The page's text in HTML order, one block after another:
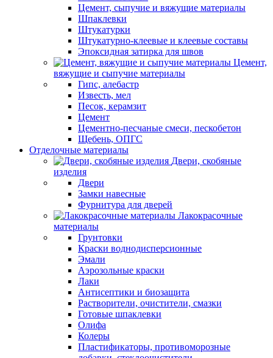
Цемент, сыпучие и вяжущие материалы
Шпаклевки
Штукатурки
Штукатурно-клеевые и клеевые составы
Эпоксидная затирка для швов
Цемент,
вяжущие и сыпучие материалы
Гипс, алебастр
Известь, мел
Песок, керамзит
Цемент
Цементно-песчаные смеси, пескобетон
Щебень, ОПГС
Отделочные материалы
Двери, скобяные
изделия
Двери
Замки навесные
Фурнитура для дверей
Лакокрасочные
материалы
Грунтовки
Краски воднодисперсионные
Эмали
Аэрозольные краски
Лаки
Антисептики и биозащита
Растворители, очистители, смазки
Готовые шпаклевки
Олифа
Колеры
Пластификаторы, противоморозные